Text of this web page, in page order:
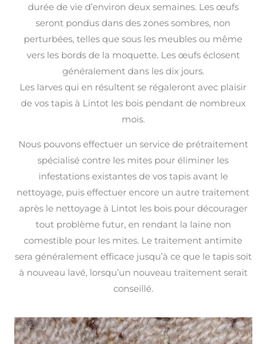
durée de vie d’environ deux semaines. Les œufs
seront pondus dans des zones sombres, non
perturbées, telles que sous les meubles ou même
vers les bords de la moquette. Les œufs éclosent
généralement dans les dix jours.
Les larves qui en résultent se régaleront avec plaisir
de vos tapis à Lintot les bois pendant de nombreux
mois.
Nous pouvons effectuer un service de prétraitement
spécialisé contre les mites pour éliminer les
infestations existantes de vos tapis avant le
nettoyage, puis effectuer encore un autre traitement
après le nettoyage à Lintot les bois pour décourager
tout problème futur, en rendant la laine non
comestible pour les mites. Le traitement antimite
sera généralement efficace jusqu’à ce que le tapis soit
à nouveau lavé, lorsqu’un nouveau traitement serait
conseillé.